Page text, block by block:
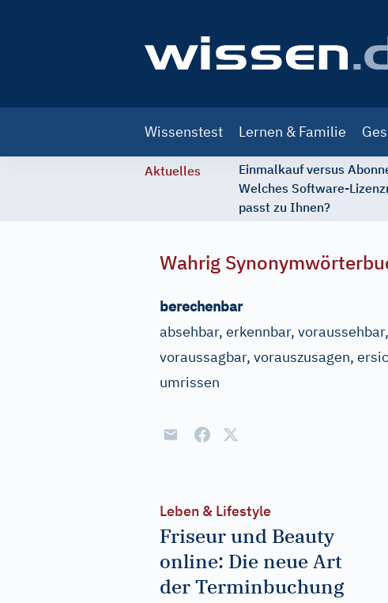
navigation
Wissenstest Lernen & Familie
Aktuelles
Einmalkauf versus
Welches Software-
passt zu Ihnen?
Wahrig
berechenbar
absehbar, erkennbar,
voraussagbar, vorauszusagen,
umrissen
Leben & Lifestyle
Friseur und Beauty
online: Die neue Art
der Terminbuchung